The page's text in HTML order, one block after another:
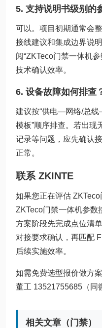
5. 支持说明书级别的
可以。项目初期通常会
接线建议和集成边界说
阅“ZKTeco门禁一体机
技术确认效率。
6. 设备故障如何排查
建议按“供电—网络/总
模板”顺序排查。若出现
记录等问题，应先确认
正常。
联系 ZKINTE
如果您正在评估 ZKTeco
ZKTeco门禁一体机参数
方案阶段先完成点位清
对接要求确认，再匹配
后续实施效率。
如需免费选型报价做方
董工 13521755685（同
相关文章（门禁）